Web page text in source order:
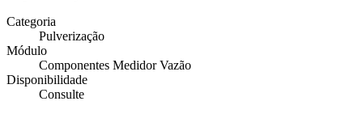
Categoria
Pulverização
Módulo
Componentes Medidor Vazão
Disponibilidade
Consulte